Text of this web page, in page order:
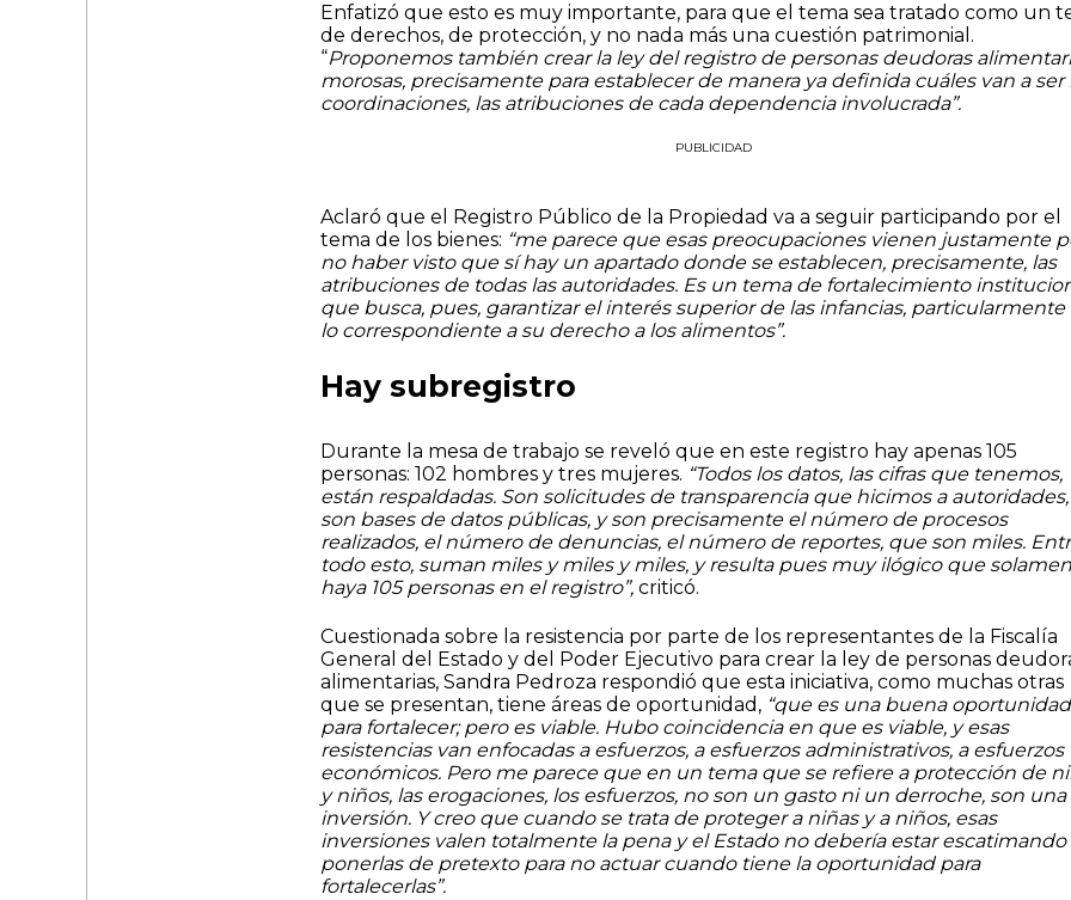
Enfatizó que esto es muy importante, para que el tema sea tratado como un
de derechos, de protección, y no nada más una cuestión patrimonial.
“Proponemos también crear la ley del registro de personas deudoras
morosas, precisamente para establecer de manera ya definida cuáles van a ser
coordinaciones, las atribuciones de cada dependencia involucrada”.
PUBLICIDAD
Aclaró que el Registro Público de la Propiedad va a seguir participando por el
tema de los bienes: “me parece que esas preocupaciones vienen justamente
no haber visto que sí hay un apartado donde se establecen, precisamente, las
atribuciones de todas las autoridades. Es un tema de fortalecimiento
que busca, pues, garantizar el interés superior de las infancias, particularmente
lo correspondiente a su derecho a los alimentos”.
Hay subregistro
Durante la mesa de trabajo se reveló que en este registro hay apenas 105
personas: 102 hombres y tres mujeres. “Todos los datos, las cifras que tenemos,
están respaldadas. Son solicitudes de transparencia que hicimos a autoridades,
son bases de datos públicas, y son precisamente el número de procesos
realizados, el número de denuncias, el número de reportes, que son miles.
todo esto, suman miles y miles y miles, y resulta pues muy ilógico que
haya 105 personas en el registro”, criticó.
Cuestionada sobre la resistencia por parte de los representantes de la Fiscalía
General del Estado y del Poder Ejecutivo para crear la ley de personas
alimentarias, Sandra Pedroza respondió que esta iniciativa, como muchas otras
que se presentan, tiene áreas de oportunidad, “que es una buena oportunidad
para fortalecer; pero es viable. Hubo coincidencia en que es viable, y esas
resistencias van enfocadas a esfuerzos, a esfuerzos administrativos, a esfuerzos
económicos. Pero me parece que en un tema que se refiere a protección de
y niños, las erogaciones, los esfuerzos, no son un gasto ni un derroche, son una
inversión. Y creo que cuando se trata de proteger a niñas y a niños, esas
inversiones valen totalmente la pena y el Estado no debería estar escatimando
ponerlas de pretexto para no actuar cuando tiene la oportunidad para
fortalecerlas”.